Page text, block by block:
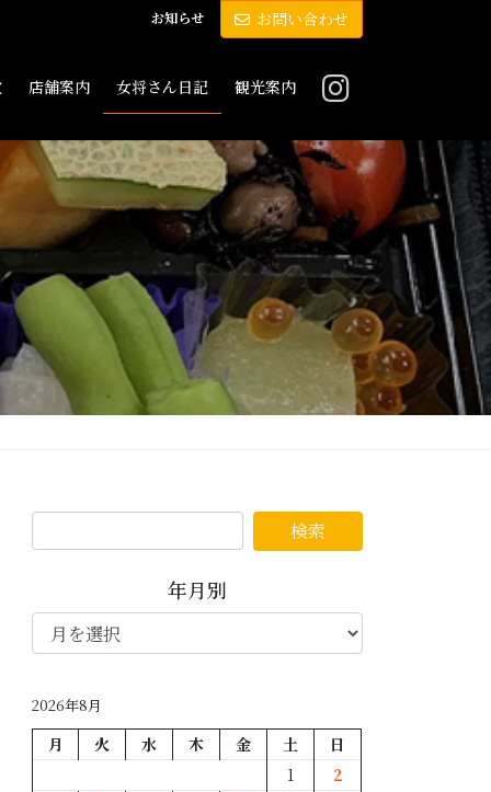
お知らせ お問い合わせ
店舗案内 女将さん日記 観光案内
年月別
年
2026年8月
月 火 水 木 金 土
日
1
2